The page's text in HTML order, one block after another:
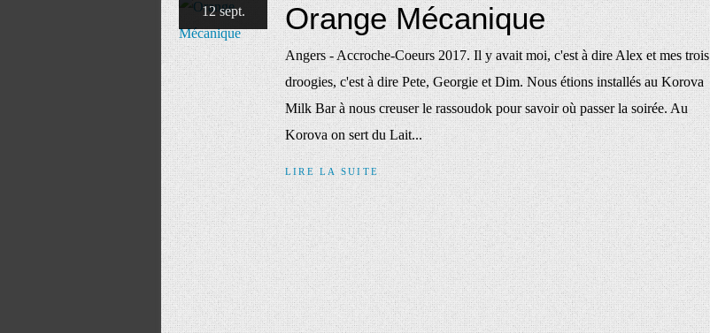
12 sept. Orange Mécanique
Angers - Accroche-Coeurs 2017. Il y avait moi, c'est à dire Alex et mes trois
droogies, c'est à dire Pete, Georgie et Dim. Nous étions installés au Korova
Milk Bar à nous creuser le rassoudok pour savoir où passer la soirée. Au
Korova on sert du Lait...
LIRE LA SUITE